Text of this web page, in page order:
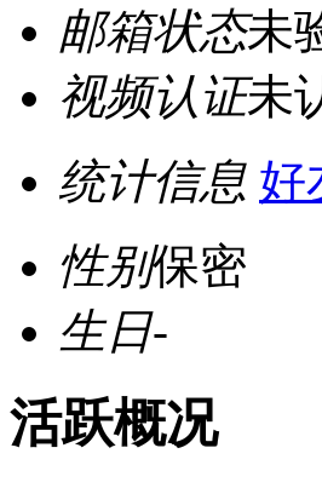
邮箱状态未
视频认证未
统计信息 好
性别保密
生日-
活跃概况